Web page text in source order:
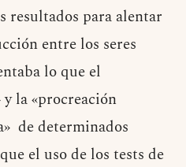
resultados para alentar
entre los seres
lo que el
y la «procreación
de determinados
el uso de los tests de